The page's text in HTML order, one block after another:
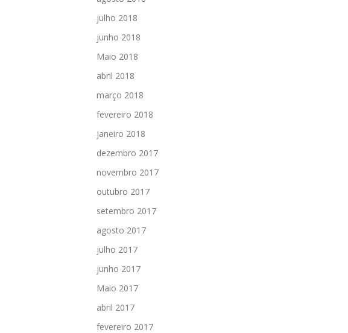
julho 2018
junho 2018
Maio 2018
abril 2018
março 2018
fevereiro 2018
janeiro 2018
dezembro 2017
novembro 2017
outubro 2017
setembro 2017
agosto 2017
julho 2017
junho 2017
Maio 2017
abril 2017
fevereiro 2017